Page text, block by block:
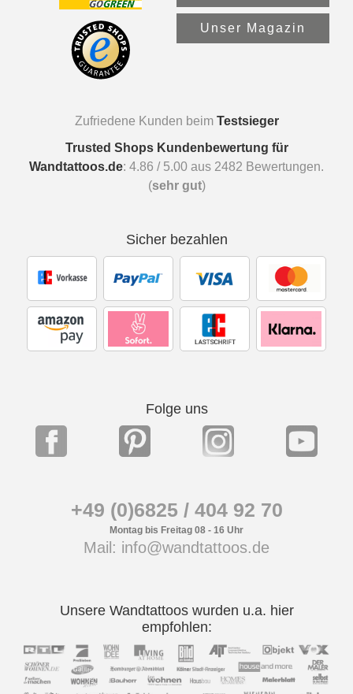
Unser Magazin
Zufriedene Kunden beim Testsieger
Trusted Shops Kundenbewertung für
Wandtattoos.de: 4.86 / 5.00 aus 2482 Bewertungen.
(sehr gut)
Sicher bezahlen
Folge uns
+49 (0)6825 / 404 92 70
Montag bis Freitag 08 - 16 Uhr
Mail: info@wandtattoos.de
Unsere Wandtattoos wurden u.a. hier
empfohlen: